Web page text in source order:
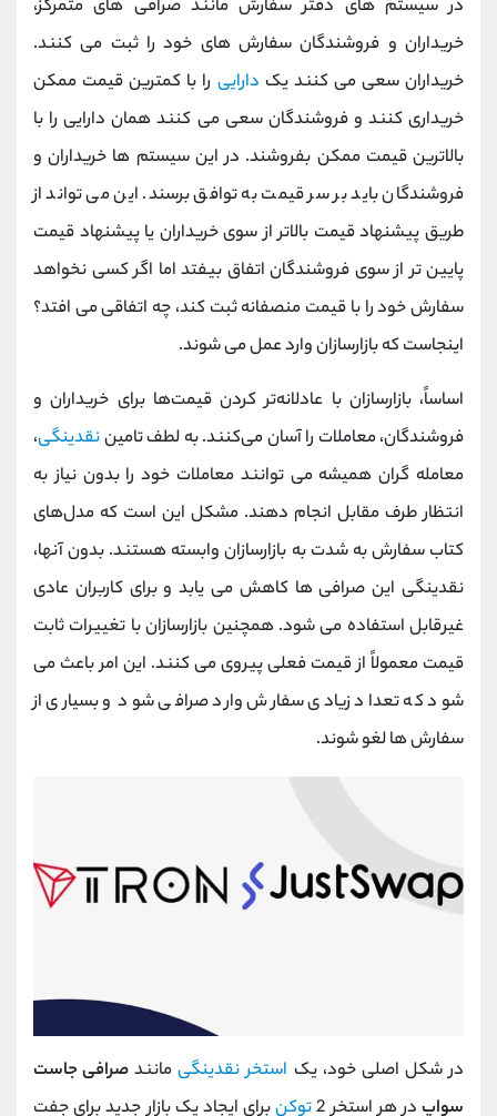
در سیستم های دفتر سفارش مانند صرافی های متمرکز،
خریداران و فروشندگان سفارش های خود را ثبت می کنند.
خریداران سعی می کنند یک دارایی را با کمترین قیمت ممکن
خریداری کنند و فروشندگان سعی می کنند همان دارایی را با
بالاترین قیمت ممکن بفروشند. در این سیستم ها خریداران و
فروشندگان باید بر سر قیمت به توافق برسند. این می تواند از
طریق پیشنهاد قیمت بالاتر از سوی خریداران یا پیشنهاد قیمت
پایین تر از سوی فروشندگان اتفاق بیفتد اما اگر کسی نخواهد
سفارش خود را با قیمت منصفانه ثبت کند، چه اتفاقی می افتد؟
اینجاست که بازارسازان وارد عمل می شوند.
اساساً، بازارسازان با عادلانه‌تر کردن قیمت‌ها برای خریداران و
فروشندگان، معاملات را آسان می‌کنند. به لطف تامیننقدینگی،
معامله گران همیشه می توانند معاملات خود را بدون نیاز به
انتظار طرف مقابل انجام دهند. مشکل این است که مدل‌های
کتاب سفارش به شدت به بازارسازان وابسته هستند. بدون آنها،
نقدینگی این صرافی ها کاهش می یابد و برای کاربران عادی
غیرقابل استفاده می شود. همچنین بازارسازان با تغییرات ثابت
قیمت معمولاً از قیمت فعلی پیروی می کنند. این امر باعث می
شود که تعداد زیادی سفارش وارد صرافی شود و بسیاری از
سفارش ها لغو شوند.
در شکل اصلی خود، یک استخر نقدینگیمانند صرافی جاست
سواپدر هر استخر 2 توکنبرای ایجاد یک بازار جدید برای جفت